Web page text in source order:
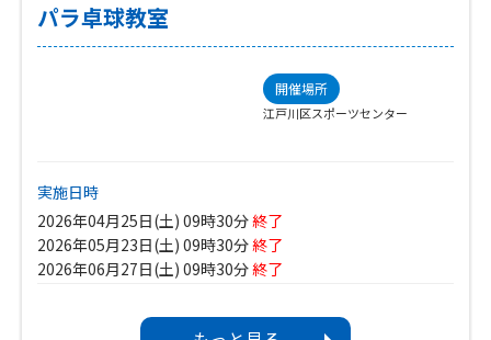
パラ卓球教室
開催場所
江戸川区スポーツセンター
実施日時
2026年04月25日(土) 09時30分終了
2026年05月23日(土) 09時30分終了
2026年06月27日(土) 09時30分終了
2026年08月22日(土) 09時30分